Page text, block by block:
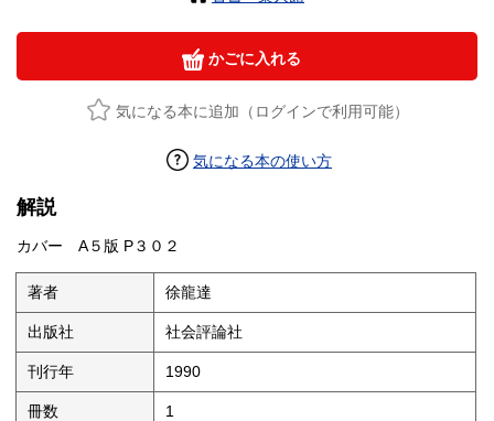
かごに入れる
気になる本に追加（ログインで利用可能）
気になる本の使い方
解説
カバー A５版 P３０２
著者 徐龍達
出版社 社会評論社
刊行年 1990
冊数 1